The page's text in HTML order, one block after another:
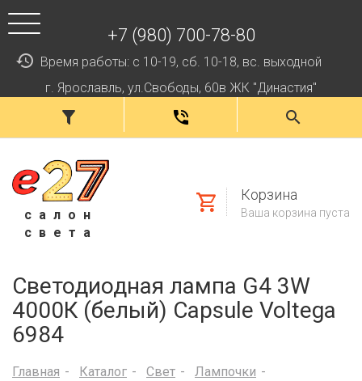
+7 (980) 700-78-80
Время работы: с 10-19, сб. 10-18, вс. выходной
г. Ярославль, ул.Свободы, 60в ЖК "Династия"
салон
света
Корзина
Ваша корзина пуста
Светодиодная лампа G4 3W
4000К (белый) Capsule Voltega
6984
Главная Каталог Свет
Лампочки